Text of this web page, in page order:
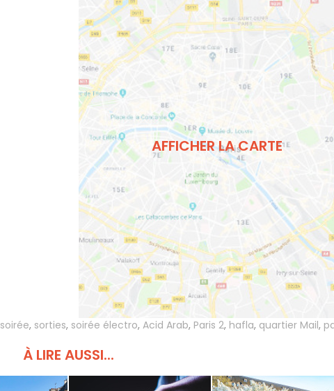
AFFICHER LA CARTE
soirée, sorties, soirée électro, Acid Arab, Paris 2, hafla, quartier Mail,
À LIRE AUSSI...